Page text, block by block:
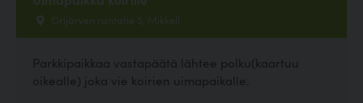
Orijärven rantatie 5, Mikkeli
Parkkipaikkaa vastapäätä lähtee polku(kaartuu
oikealle) joka vie koirien uimapaikalle.